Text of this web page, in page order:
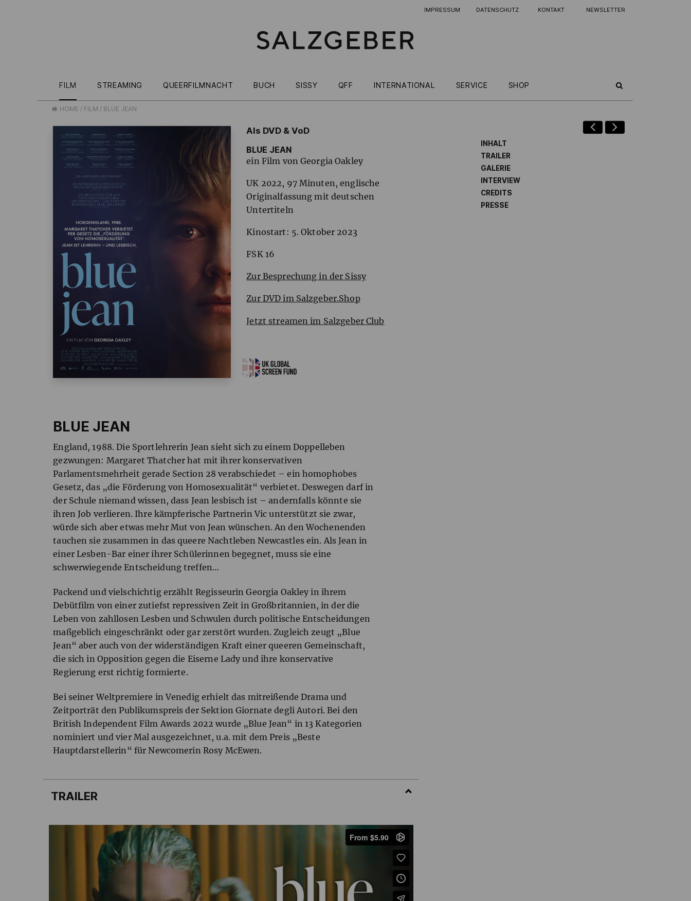
IMPRESSUM DATENSCHUTZ KONTAKT NEWSLETTER
FILM STREAMING QUEERFILMNACHT BUCH SISSY QFF INTERNATIONAL SERVICE SHOP
HOME / FILM / BLUE JEAN
Als DVD & VoD
BLUE JEAN
ein Film von Georgia Oakley
UK 2022, 97 Minuten, englische
Originalfassung mit deutschen
Untertiteln
Kinostart: 5. Oktober 2023
FSK16
Zur Besprechung in der Sissy
Zur DVD im Salzgeber.Shop
Jetzt streamen im Salzgeber Club
BLUE JEAN
England, 1988. Die Sportlehrerin Jean sieht sich zu einem Doppelleben
gezwungen: Margaret Thatcher hat mit ihrer konservativen
Parlamentsmehrheit gerade Section 28 verabschiedet – ein homophobes
Gesetz, das „die Förderung von Homosexualität“ verbietet. Deswegen darf in
der Schule niemand wissen, dass Jean lesbisch ist – andernfalls könnte sie
ihren Job verlieren. Ihre kämpferische Partnerin Vic unterstützt sie zwar,
würde sich aber etwas mehr Mut von Jean wünschen. An den Wochenenden
tauchen sie zusammen in das queere Nachtleben Newcastles ein. Als Jean in
einer Lesben-Bar einer ihrer Schülerinnen begegnet, muss sie eine
schwerwiegende Entscheidung treffen…
Packend und vielschichtig erzählt Regisseurin Georgia Oakley in ihrem
Debütfilm von einer zutiefst repressiven Zeit in Großbritannien, in der die
Leben von zahllosen Lesben und Schwulen durch politische Entscheidungen
maßgeblich eingeschränkt oder gar zerstört wurden. Zugleich zeugt „Blue
Jean“ aber auch von der widerständigen Kraft einer queeren Gemeinschaft,
die sich in Opposition gegen die Eiserne Lady und ihre konservative
Regierung erst richtig formierte.
Bei seiner Weltpremiere in Venedig erhielt das mitreißende Drama und
Zeitporträt den Publikumspreis der Sektion Giornate degli Autori. Bei den
British Independent Film Awards 2022 wurde „Blue Jean“ in 13 Kategorien
nominiert und vier Mal ausgezeichnet, u.a. mit dem Preis „Beste
Hauptdarstellerin“ für Newcomerin Rosy McEwen.
TRAILER
INHALT
TRAILER
GALERIE
INTERVIEW
CREDITS
PRESSE